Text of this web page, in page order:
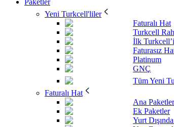
Paketler
Yeni Turkcell'liler
Faturalı Hat
Turkcell
İlk
Faturasız
Platinum
GNÇ
Tüm Yeni
Faturalı Hat
Ana Paketler
Ek Paketler
Yurt